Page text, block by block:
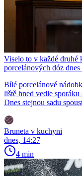
Viselo to v každé druhé
porcelánových dóz
Bílé porcelánové
liště hned vedle
Dnes stejnou sadu
Bruneta v kuchyni
dnes, 14:27
4 min